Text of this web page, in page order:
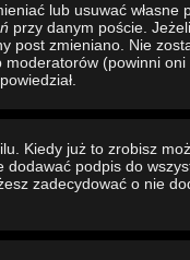
lub usuwać własne
przy danym poście.
post zmieniano. Nie
(powinni
Kiedy już to zrobisz
podpis do
zadecydować o nie